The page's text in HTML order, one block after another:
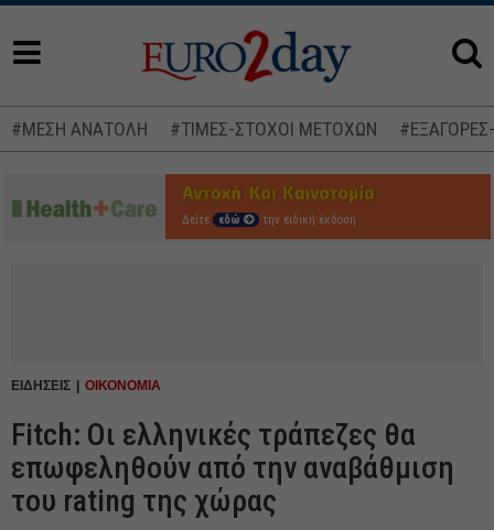
#ΜΕΣΗ ΑΝΑΤΟΛΗ #ΤΙΜΕΣ-ΣΤΟΧΟΙ ΜΕΤΟΧΩΝ
Δείτε εδώ την ειδική έκδοση
ΕΙΔΗΣΕΙΣ ΟΙΚΟΝΟΜΙΑ
Fitch: Οι ελληνικές τράπεζες θα
επωφεληθούν από την αναβάθμιση
του rating της χώρας